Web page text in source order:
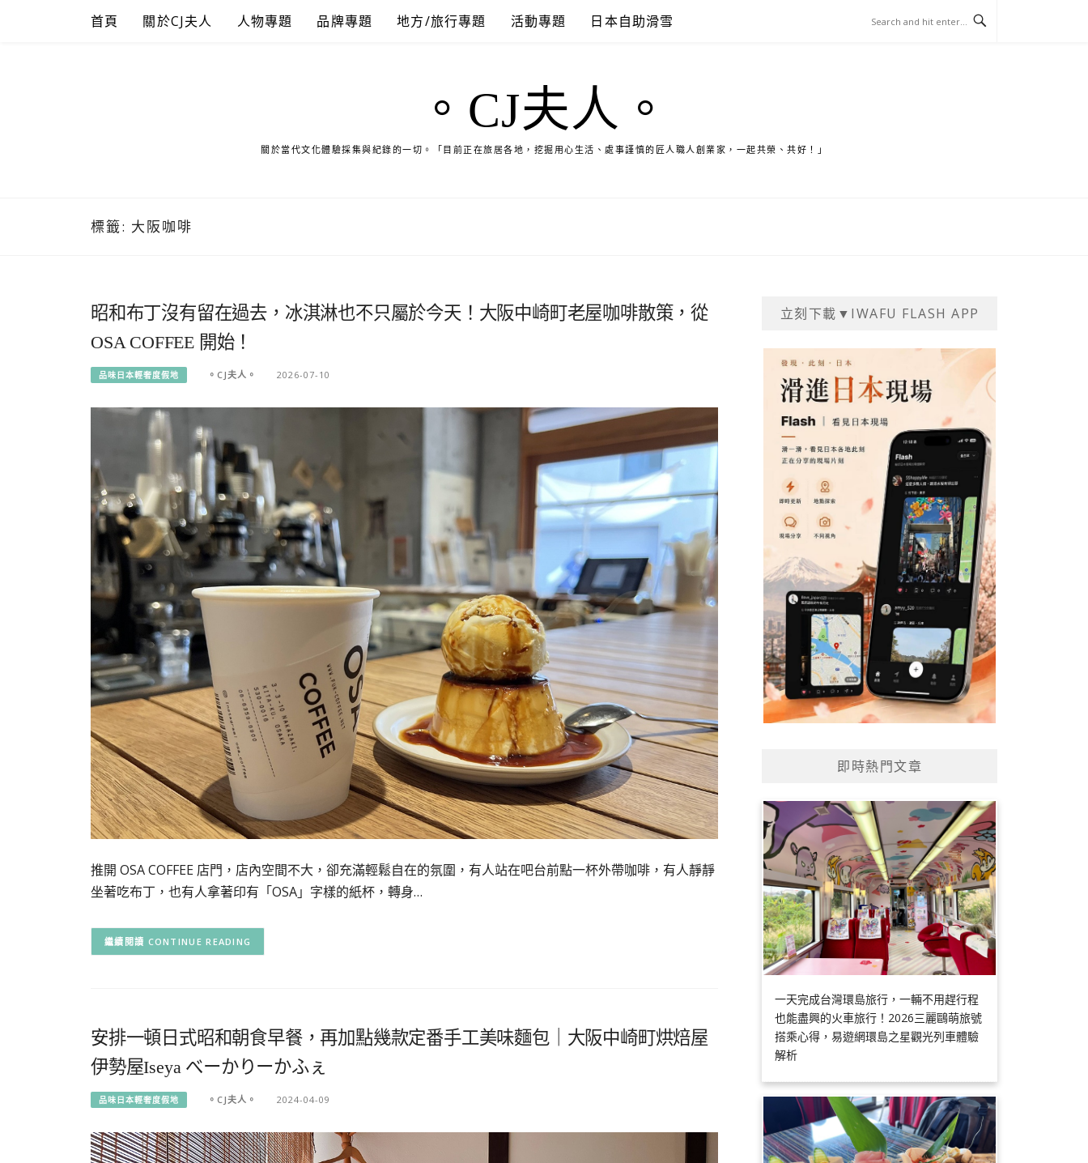
首頁 關於CJ夫人 人物專題 品牌專題 地方/旅行專題 活動專題 日本自助滑雪
。CJ夫人。
關於當代文化體驗採集與紀錄的一切。「目前正在旅居各地，挖掘用心生活、處事謹慎的匠人職人創業家，一起共榮、共好！」
標籤: 大阪咖啡
昭和布丁沒有留在過去，冰淇淋也不只屬於今天！大阪中崎町老屋咖啡散策，從
OSA COFFEE 開始！
品味日本輕奢度假地 。CJ夫人。 2026-07-10
推開 OSA COFFEE 店門，店內空間不大，卻充滿輕鬆自在的氛圍，有人站在吧台前點一杯外帶咖啡，有人靜靜
坐著吃布丁，也有人拿著印有「OSA」字樣的紙杯，轉身…
CONTINUE READING
安排一頓日式昭和朝食早餐，再加點幾款定番手工美味麵包｜大阪中崎町烘焙屋
伊勢屋Iseya べーかりーかふぇ
品味日本輕奢度假地 。CJ夫人。 2024-04-09
立刻下載▼IWAFU FLASH APP
即時熱門文章
一天完成台灣環島旅行，一輛不用趕行程
也能盡興的火車旅行！2026三麗鷗萌旅號
搭乘心得，易遊網環島之星觀光列車體驗
解析